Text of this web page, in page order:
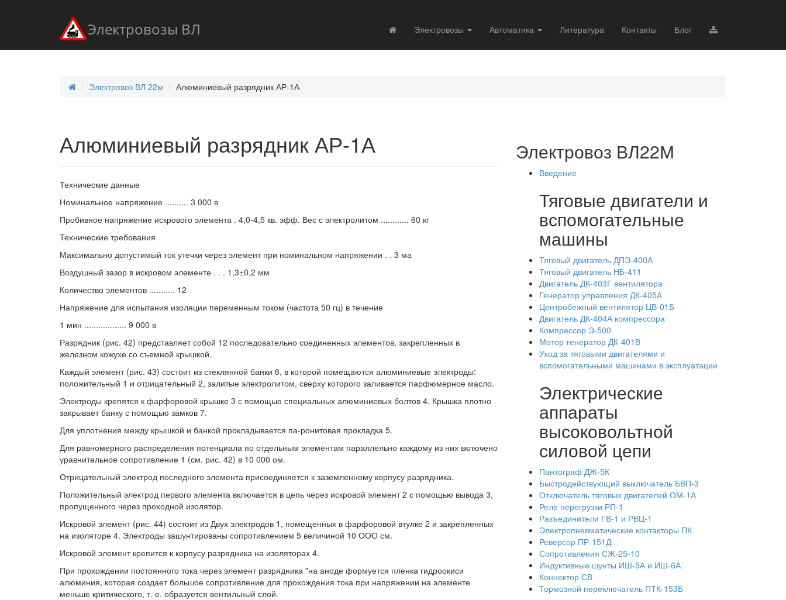
Электровозы ВЛ Электровозы Автоматика Литература Контакты Блог
Электровоз ВЛ 22м Алюминиевый разрядник АР-1А
Алюминиевый разрядник АР-1А
Технические данные
Номинальное напряжение .......... 3 000 в
Пробивное напряжение искрового элемента . 4,0-4,5 кв. эфф. Вес с электролитом ............ 60 кг
Технические требования
Максимально допустимый ток утечки через элемент при номинальном напряжении . . 3 ма
Воздушный зазор в искровом элементе . . . 1,3±0,2 мм
Количество элементов ........... 12
Напряжение для испытания изоляции переменным током (частота 50 гц) в течение
1 мин .................. 9 000 в
Разрядник (рис. 42) представляет собой 12 последовательно соединенных элементов, закрепленных в
железном кожухе со съемной крышкой.
Каждый элемент (рис. 43) состоит из стеклянной банки 6, в которой помещаются алюминиевые электроды:
положительный 1 и отрицательный 2, залитые электролитом, сверху которого заливается парфюмерное масло.
Электроды крепятся к фарфоровой крышке 3 с помощью специальных алюминиевых болтов 4. Крышка плотно
закрывает банку с помощью замков 7.
Для уплотнения между крышкой и банкой прокладывается па-ронитовая прокладка 5.
Для равномерного распределения потенциала по отдельным элементам параллельно каждому из них включено
уравнительное сопротивление 1 (см. рис. 42) в 10 000 ом.
Отрицательный электрод последнего элемента присоединяется к заземленному корпусу разрядника.
Положительный электрод первого элемента включается в цепь через искровой элемент 2 с помощью вывода 3,
пропущенного через проходной изолятор.
Искровой элемент (рис. 44) состоит из Двух электродов 1, помещенных в фарфоровой втулке 2 и закрепленных
на изоляторе 4. Электроды зашунтированы сопротивлением 5 величиной 10 ООО см.
Искровой элемент крепится к корпусу разрядника на изоляторах 4.
При прохождении постоянного тока через элемент разрядника "на аноде формуется пленка гидроокиси
алюминия, которая создает большое сопротивление для прохождения тока при напряжении на элементе
меньше критического, т. е. образуется вентильный слой.
Электровоз ВЛ22М
Введение
Тяговые двигатели и
вспомогательные
машины
Тяговый двигатель ДПЭ-400А
Тяговый двигатель НБ-411
Двигатель ДК-403Г вентилятора
Генератор управления ДК-405А
Центробежный вентилятор ЦВ-01Б
Двигатель ДК-404А компрессора
Компрессор Э-500
Мотор-генератор ДК-401В
Уход за тяговыми двигателями и
вспомогательными машинами в эксплуатации
Электрические
аппараты
высоковольтной
силовой цепи
Пантограф ДЖ-5К
Быстродействующий выключатель БВП-3
Отключатель тяговых двигателей ОМ-1А
Реле перегрузки РП-1
Разъединители ГВ-1 и РВЦ-1
Электропневматические контакторы ПК
Реверсор ПР-151Д
Сопротивления СЖ-25-10
Индуктивные шунты ИШ-5А и ИШ-6А
Коннектор СВ
Тормозной переключатель ПТК-153Б